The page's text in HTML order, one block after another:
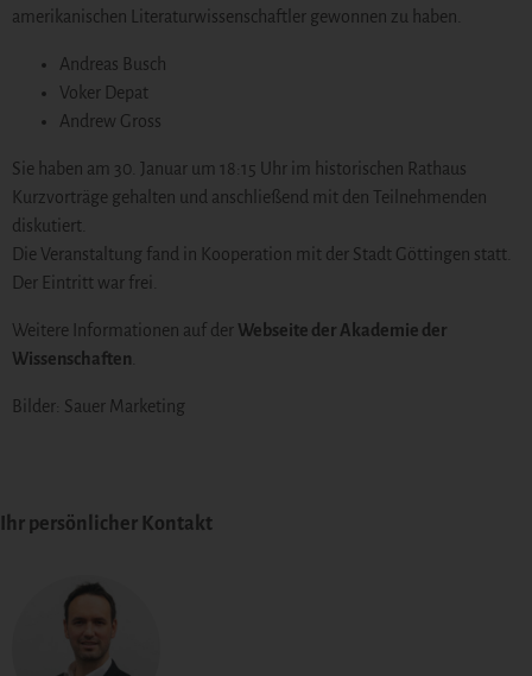
amerikanischen Literaturwissenschaftler gewonnen zu haben.
Andreas Busch
Voker Depat
Andrew Gross
Sie haben am 30. Januar um 18:15 Uhr im historischen Rathaus
Kurzvorträge gehalten und anschließend mit den Teilnehmenden
diskutiert.
Die Veranstaltung fand in Kooperation mit der Stadt Göttingen statt.
Der Eintritt war frei.
Weitere Informationen auf der Webseite der Akademie der
Wissenschaften
Bilder: Sauer Marketing
Ihr persönlicher Kontakt